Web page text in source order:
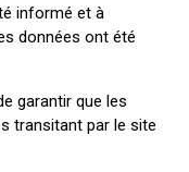
informé et à
données ont été
garantir que les
transitant par le site